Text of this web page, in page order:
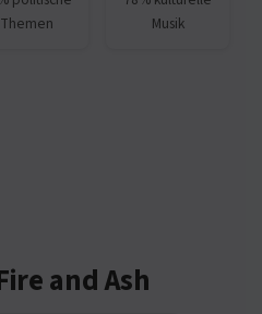
Themen
Musik
and Ash